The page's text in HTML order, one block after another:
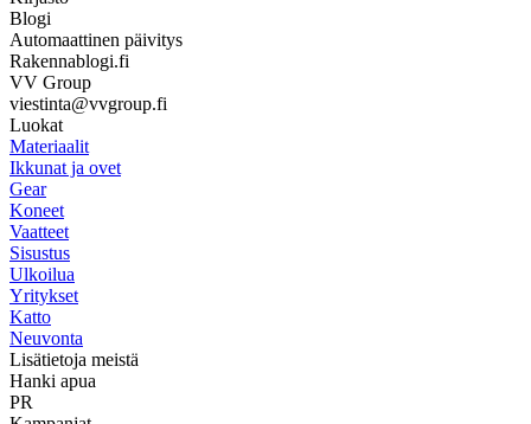
Blogi
Automaattinen päivitys
Rakennablogi.fi
VV Group
viestinta@vvgroup.fi
Luokat
Materiaalit
Ikkunat ja ovet
Gear
Koneet
Vaatteet
Sisustus
Ulkoilua
Yritykset
Katto
Neuvonta
Lisätietoja meistä
Hanki apua
PR